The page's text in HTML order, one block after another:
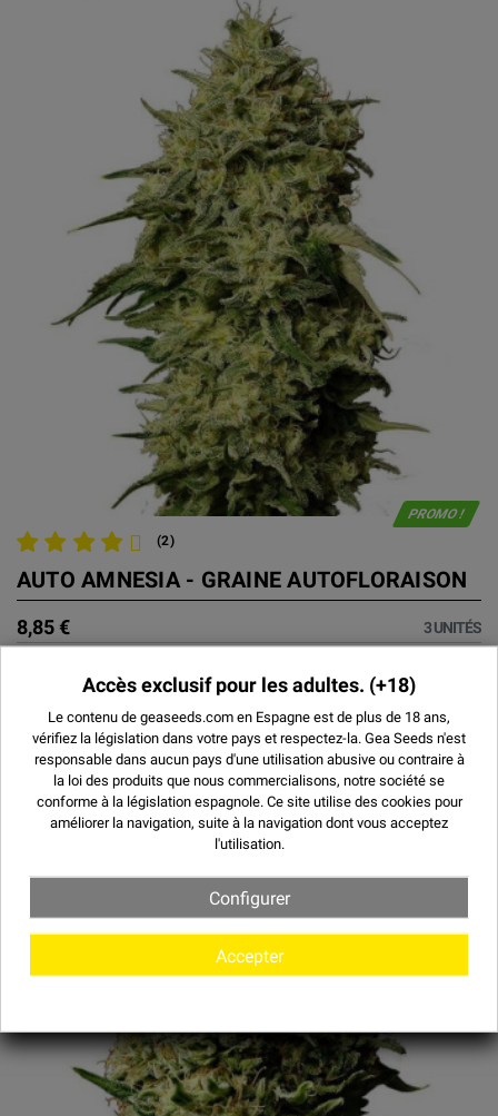
PROMO !
(2)
AUTO AMNESIA - GRAINE AUTOFLORAISON
8,85 € 3 UNITÉS
48,75 € 25 UNITÉS
170,01 € 100 UNITÉS
Accès exclusif pour les adultes. (+18)
Le contenu de geaseeds.com en Espagne est de plus de 18 ans,
vérifiez la législation dans votre pays et respectez-la. Gea Seeds n'est
responsable dans aucun pays d'une utilisation abusive ou contraire à
la loi des produits que nous commercialisons, notre société se
conforme à la législation espagnole. Ce site utilise des cookies pour
améliorer la navigation, suite à la navigation dont vous acceptez
l'utilisation.
Configurer
Accepter